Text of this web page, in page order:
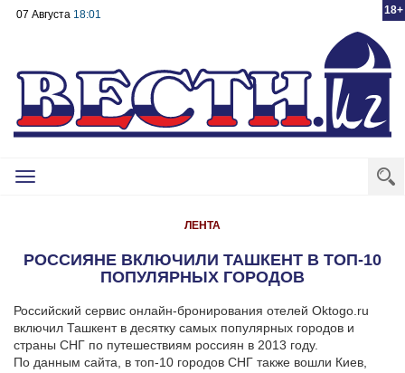
18+
07 Августа 18:01
Toggle
ЛЕНТА
РОССИЯНЕ ВКЛЮЧИЛИ ТАШКЕНТ В ТОП-10
ПОПУЛЯРНЫХ ГОРОДОВ
Российский сервис онлайн-бронирования отелей Oktogo.ru
включил Ташкент в десятку самых популярных городов и
страны СНГ по путешествиям россиян в 2013 году.
По данным сайта, в топ-10 городов СНГ также вошли Киев,